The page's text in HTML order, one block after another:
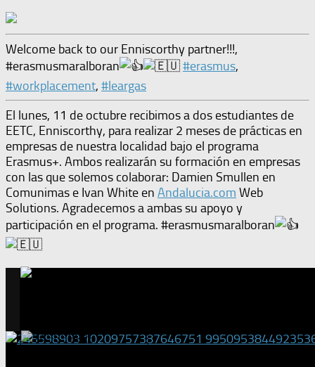
Welcome back to our Enniscorthy partner!!!,
#erasmusmaralboran
#erasmus,
#workplacement, #leargas
El lunes, 11 de octubre recibimos a dos estudiantes de
EETC, Enniscorthy, para realizar 2 meses de prácticas en
empresas de nuestra localidad bajo el programa
Erasmus+. Ambos realizarán su formación en empresas
con las que solemos colaborar: Damien Smullen en
Comunimas e Ivan White en Andalucia.com Web
Solutions. Agradecemos a ambas su apoyo y
participación en el programa. #erasmusmaralboran